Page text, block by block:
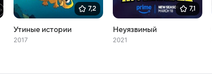
7,2
Утиные истории
2017
7,1
Неуязвимый
2021